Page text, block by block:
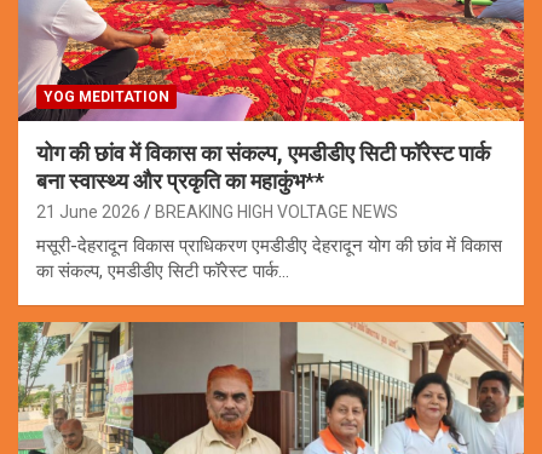
YOG MEDITATION
योग की छांव में विकास का संकल्प, एमडीडीए सिटी फॉरेस्ट पार्क
बना स्वास्थ्य और प्रकृति का महाकुंभ**
21 June 2026 BREAKING HIGH VOLTAGE NEWS
मसूरी-देहरादून विकास प्राधिकरण एमडीडीए देहरादून योग की छांव में विकास
का संकल्प, एमडीडीए सिटी फॉरेस्ट पार्क…